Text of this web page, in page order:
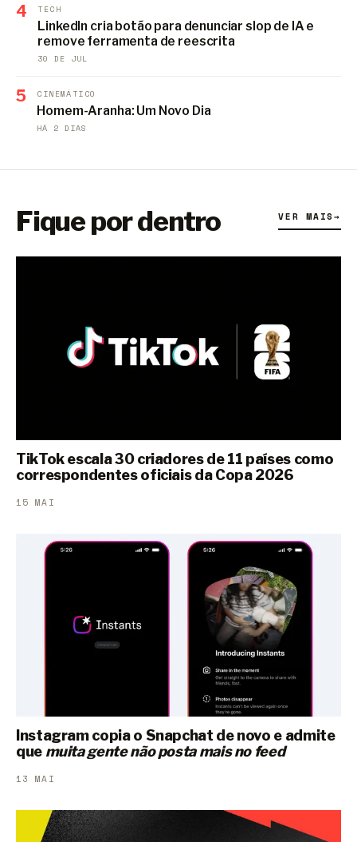
4 TECH
LinkedIn cria botão para denunciar slop de IA e
remove ferramenta de reescrita
30 DE JUL
5 CINEMÁTICO
Homem-Aranha: Um Novo Dia
HÁ 2 DIAS
Fique por dentro VER MAIS→
TikTok escala 30 criadores de 11 países como
correspondentes oficiais da Copa 2026
15 MAI
Instagram copia o Snapchat de novo e admite
que muita gente não posta mais no feed
13 MAI